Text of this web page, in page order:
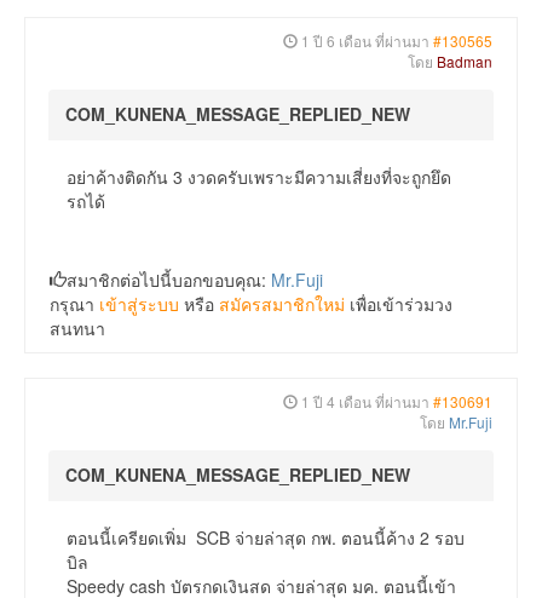
1 ปี 6 เดือน ที่ผ่านมา #130565
โดย Badman
COM_KUNENA_MESSAGE_REPLIED_NEW
อย่าค้างติดกัน 3 งวดครับเพราะมีความเสี่ยงที่จะถูกยึด
รถได้
สมาชิกต่อไปนี้บอกขอบคุณ: Mr.Fuji
กรุณา เข้าสู่ระบบ หรือ สมัครสมาชิกใหม่ เพื่อเข้าร่วมวง
สนทนา
1 ปี 4 เดือน ที่ผ่านมา #130691
โดย Mr.Fuji
COM_KUNENA_MESSAGE_REPLIED_NEW
ตอนนี้เครียดเพิ่ม SCB จ่ายล่าสุด กพ. ตอนนี้ค้าง 2 รอบ
บิล
Speedy cash บัตรกดเงินสด จ่ายล่าสุด มค. ตอนนี้เข้า